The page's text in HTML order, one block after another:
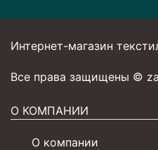
Интернет-магазин
Все права защищены ©
О КОМПАНИИ
О компании